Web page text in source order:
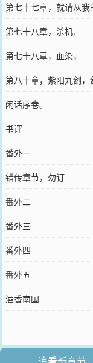
第七十七章，就请从我
第七十八章，杀机.
第七十八章，血染，
第八十章，紫阳九剑，
闲话序卷。
书评
番外一
错传章节，勿订
番外二
番外三
番外四
番外五
酒香南国